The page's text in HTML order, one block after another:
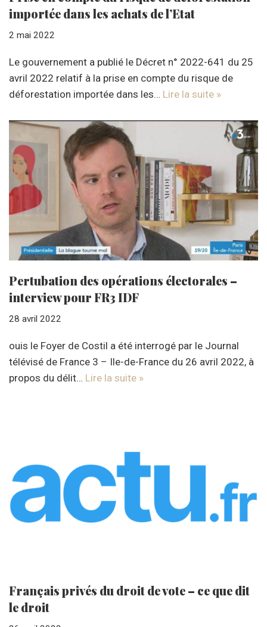
importée dans les achats de l’Etat
2 mai 2022
Le gouvernement a publié le Décret n° 2022-641 du 25
avril 2022 relatif à la prise en compte du risque de
déforestation importée dans les… Lire la suite »
Pertubation des opérations électorales –
interview pour FR3 IDF
28 avril 2022
ouis le Foyer de Costil a été interrogé par le Journal
télévisé de France 3 – Ile-de-France du 26 avril 2022, à
propos du délit… Lire la suite »
Français privés du droit de vote – ce que dit
le droit